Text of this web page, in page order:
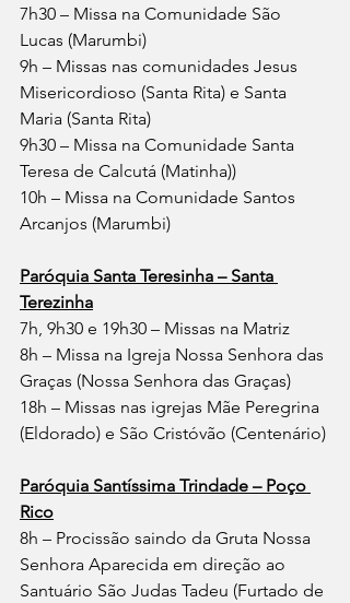
7h30 – Missa na Comunidade São
Lucas (Marumbi)
9h – Missas nas comunidades Jesus
Misericordioso (Santa Rita) e Santa
Maria (Santa Rita)
9h30 – Missa na Comunidade Santa
Teresa de Calcutá (Matinha))
10h – Missa na Comunidade Santos
Arcanjos (Marumbi)
Paróquia Santa Teresinha – Santa
Terezinha
7h, 9h30 e 19h30 – Missas na Matriz
8h – Missa na Igreja Nossa Senhora das
Graças (Nossa Senhora das Graças)
18h – Missas nas igrejas Mãe Peregrina
(Eldorado) e São Cristóvão (Centenário)
Paróquia Santíssima Trindade – Poço
Rico
8h – Procissão saindo da Gruta Nossa
Senhora Aparecida em direção ao
Santuário São Judas Tadeu (Furtado de